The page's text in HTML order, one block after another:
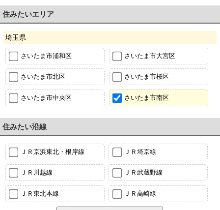
住みたいエリア
埼玉県
さいたま市浦和区 さいたま市大宮区
さいたま市北区 さいたま市桜区
さいたま市中央区 さいたま市南区
住みたい沿線
ＪＲ京浜東北・根岸線 ＪＲ埼京線
ＪＲ川越線 ＪＲ武蔵野線
ＪＲ東北本線 ＪＲ高崎線